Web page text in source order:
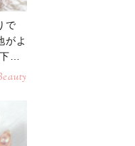
で
よ